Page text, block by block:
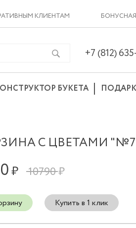
КЛИЕНТАМ
+7 (812)
БУКЕТА
С ЦВЕТАМИ
₽ 10790 ₽
Купить в 1 клик